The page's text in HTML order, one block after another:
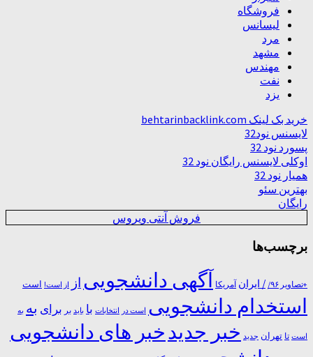
فروشگاه
لیسانس
مرد
مشهد
مهندس
نفت
یزد
خرید بک لینک behtarinbacklink.com
لایسنس نود32
پسورد نود 32
اوکلی لایسنس رایگان نود 32
همیار نود 32
بهترین سئو
رایگان
فروش آنتی ویروس
برچسب‌ها
+تصاویر ۹۶/ / ایران آمریکا آگهی دانشجویی از از است! است
استخدام دانشجویی است در انتخابات با باید بر برای به به
است تا تهران جدید خبر جدیدخبر های دانشجویی